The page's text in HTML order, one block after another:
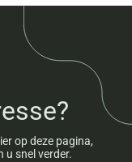
op deze pagina,
u snel verder.